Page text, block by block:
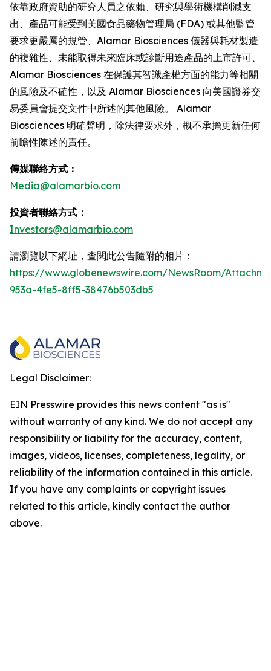
依靠政府資助的研究人員之依賴、研究與學術機構削減支
出、產品可能受到美國食品藥物管理局 (FDA) 或其他監管
要求更嚴厲的規管、Alamar Biosciences 儀器與耗材製造
的複雜性、未能取得未來臨床或診斷用途產品的上市許可、
Alamar Biosciences 在保護其智識產權方面的能力等相關
的風險及不確性，以及 Alamar Biosciences 向美國證券交
易委員會提交文件中所述的其他風險。 Alamar
Biosciences 明確聲明，除法律要求外，概不承擔更新任何
前瞻性陳述的責任。
傳媒聯絡方式：
Media@alamarbio.com
投資者聯絡方式：
Investors@alamarbio.com
請瀏覽以下網址，查閱此公告隨附的相片：
https://www.globenewswire.com/NewsRoom/
953a-4fe5-8ff5-38476b503db5
Legal Disclaimer:
EIN Presswire provides this news content "as is"
without warranty of any kind. We do not accept any
responsibility or liability for the accuracy, content,
images, videos, licenses, completeness, legality, or
reliability of the information contained in this article.
If you have any complaints or copyright issues
related to this article, kindly contact the author
above.